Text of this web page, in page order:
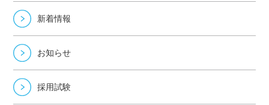
新着情報
お知らせ
採用試験